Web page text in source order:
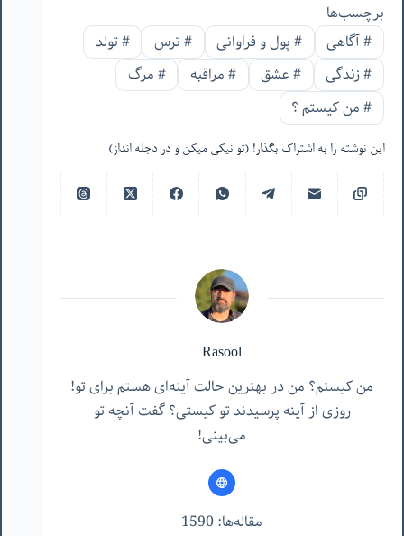
برچسب‌ها
#آگاهی #پول و فراوانی #ترس #تولد
#زندگی #عشق #مراقبه #مرگ
#من‌ کیستم ؟
این نوشته را به اشتراک بگذار! (تو نیکی میکن و در دجله انداز)
Rasool
من کیستم؟ من در بهترین حالت آینه‌ای هستم برای تو!
روزی از آینه پرسیدند تو کیستی؟ گفت آنچه تو
می‌بینی!
مقاله‌ها: 1590